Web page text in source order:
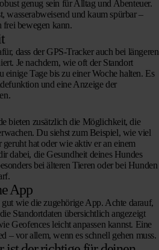
genug sein für Alltag und Abenteuer.
wasserabweisend und kaum spürbar –
bewegen kann.
dass der GPS-Tracker auch bei längeren
Je nachdem, wie oft der Standort
Tage bis zu einer Woche halten. Es
und eine Anzeige der
bieten zusätzlich die Möglichkeit, die
Du siehst zum Beispiel, wie viel
hat oder wie aktiv er an einem
dabei, die Gesundheit deines Hundes
bei älteren Tieren oder bei Hunden
App
wie die zugehörige App. Achte darauf,
Standortdaten übersichtlich angezeigt
Geofences leicht anpassen kannst. Eine
– vor allem, wenn es schnell gehen muss.